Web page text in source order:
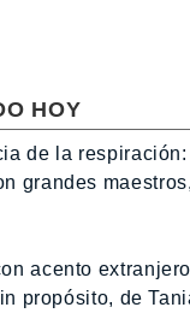
HOY
de la
grandes
acento
propósito, de